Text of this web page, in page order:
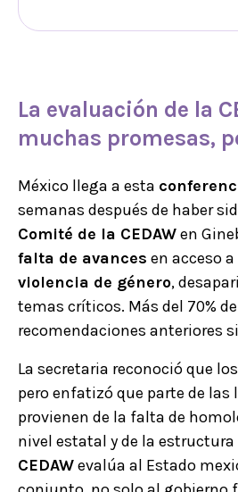
La evaluación de la
muchas promesas,
México llega a esta
semanas después de haber
Comité de la CEDAWen
falta de avances en acceso
violencia de género,
temas críticos. Más del 70%
recomendaciones anteriores
La secretaria reconoció que
pero enfatizó que parte de
provienen de la falta de
nivel estatal y de la estructura
CEDAWevalúa al Estado